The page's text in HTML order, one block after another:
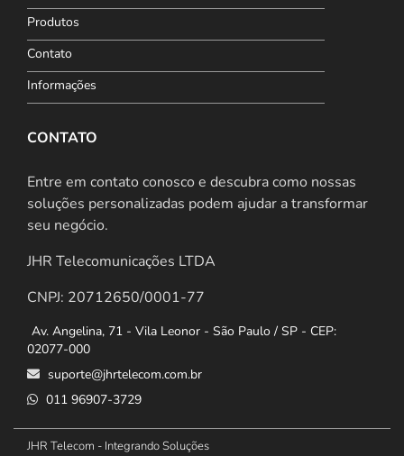
Produtos
Contato
Informações
CONTATO
Entre em contato conosco e descubra como nossas
soluções personalizadas podem ajudar a transformar
seu negócio.
JHR Telecomunicações LTDA
CNPJ: 20712650/0001-77
Av. Angelina, 71 - Vila Leonor - São Paulo / SP - CEP:
02077-000
suporte@jhrtelecom.com.br
011 96907-3729
JHR Telecom - Integrando Soluções